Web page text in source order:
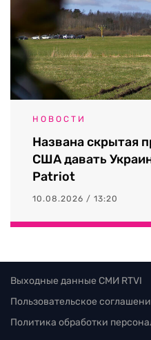
НОВОСТИ
Названа скрытая
США давать
Patriot
10.08.2026 / 13:20
Выходные данные СМИ RTVI
Пользовательское
Политика обработки